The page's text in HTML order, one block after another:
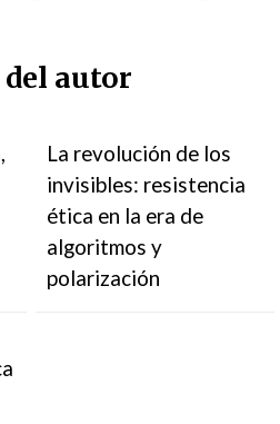
autor
La revolución de los
invisibles: resistencia
ética en la era de
algoritmos y
polarización